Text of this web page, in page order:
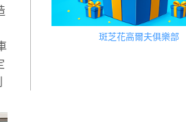
斑芝花高爾夫俱樂部